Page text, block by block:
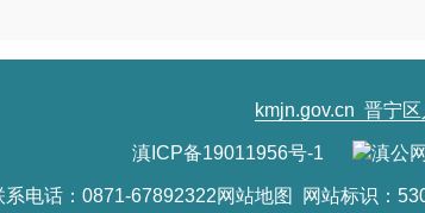
kmjn.gov.cn 晋宁
滇ICP备19011956号-1 滇公
系电话：0871-67892322网站地图 网站标识：